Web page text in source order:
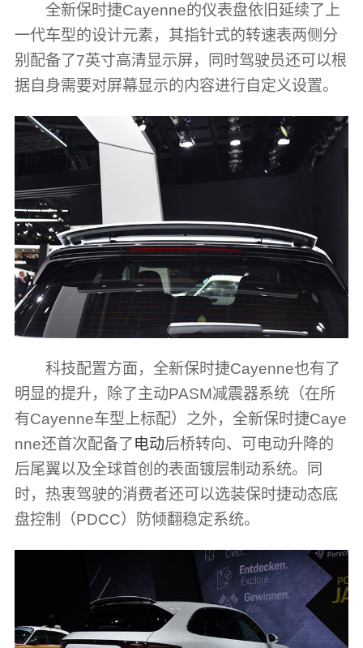
全新保时捷Cayenne的仪表盘依旧延续了上
一代车型的设计元素，其指针式的转速表两侧分
别配备了7英寸高清显示屏，同时驾驶员还可以根
据自身需要对屏幕显示的内容进行自定义设置。
科技配置方面，全新保时捷Cayenne也有了
明显的提升，除了主动PASM减震器系统（在所
有Cayenne车型上标配）之外，全新保时捷Caye
nne还首次配备了电动后桥转向、可电动升降的
后尾翼以及全球首创的表面镀层制动系统。同
时，热衷驾驶的消费者还可以选装保时捷动态底
盘控制（PDCC）防倾翻稳定系统。